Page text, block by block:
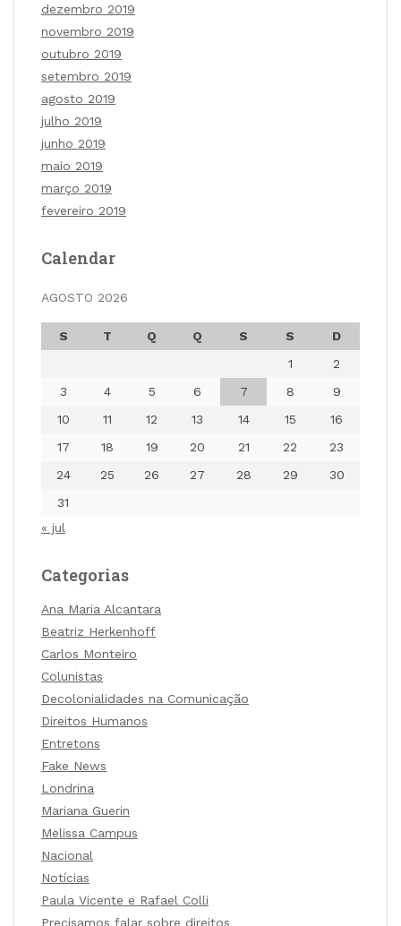
dezembro 2019
novembro 2019
outubro 2019
setembro 2019
agosto 2019
julho 2019
junho 2019
maio 2019
março 2019
fevereiro 2019
Calendar
AGOSTO 2026
S T Q Q S S
D
1
2
3
4 5 6 7 8
9
10
11 12 13 14 15
16
17
18 19 20 21 22
23
24
25 26 27 28 29
30
31
« jul
Categorias
Ana Maria Alcantara
Beatriz Herkenhoff
Carlos Monteiro
Colunistas
Decolonialidades na Comunicação
Direitos Humanos
Entretons
Fake News
Londrina
Mariana Guerin
Melissa Campus
Nacional
Notícias
Paula Vicente e Rafael Colli
Precisamos falar sobre direitos